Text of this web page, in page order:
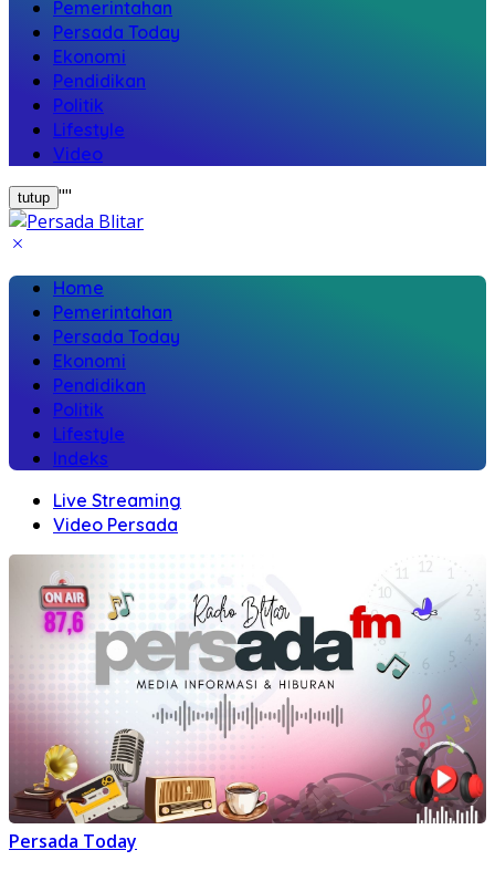
Pemerintahan
Persada Today
Ekonomi
Pendidikan
Politik
Lifestyle
Video
tutup ""
Home
Pemerintahan
Persada Today
Ekonomi
Pendidikan
Politik
Lifestyle
Indeks
Live Streaming
Video Persada
Persada Today